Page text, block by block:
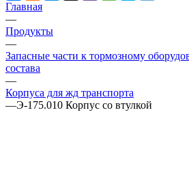
Главная
—
Продукты
—
Запасные части к тормозному
состава
—
Корпуса для жд транспорта
—Э-175.010 Корпус со втулкой